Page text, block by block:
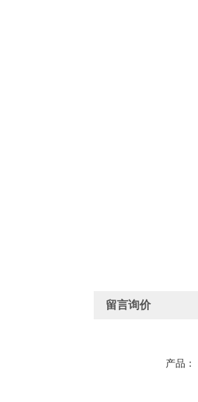
留言询价
产品：